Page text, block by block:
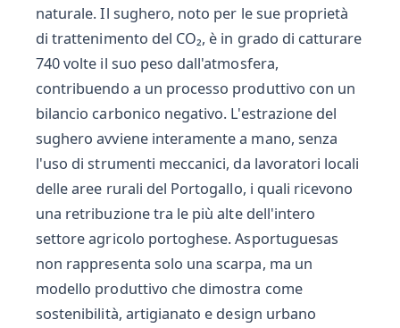
naturale. Il sughero, noto per le sue proprietà
di trattenimento del CO₂, è in grado di catturare
740 volte il suo peso dall'atmosfera,
contribuendo a un processo produttivo con un
bilancio carbonico negativo. L'estrazione del
sughero avviene interamente a mano, senza
l'uso di strumenti meccanici, da lavoratori locali
delle aree rurali del Portogallo, i quali ricevono
una retribuzione tra le più alte dell'intero
settore agricolo portoghese. Asportuguesas
non rappresenta solo una scarpa, ma un
modello produttivo che dimostra come
sostenibilità, artigianato e design urbano